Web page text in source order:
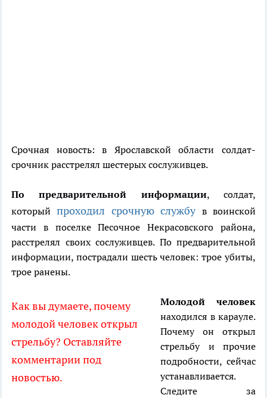
Срочная новость: в Ярославской области солдат-
срочник расстрелял шестерых сослуживцев.
По предварительной информации, солдат,
которыйпроходил срочную службув воинской
части в поселке Песочное Некрасовского района,
расстрелял своих сослуживцев. По предварительной
информации, пострадали шесть человек: трое убиты,
трое ранены.
Как вы думаете, почему
молодой человек открыл
стрельбу? Оставляйте
комментарии под
новостью.
Молодой человек
находился в карауле.
Почему он открыл
стрельбу и прочие
подробности, сейчас
устанавливается.
Следите за